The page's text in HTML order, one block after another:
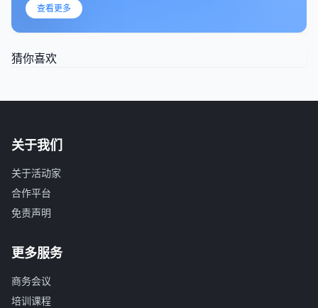
查看更多
猜你喜欢
关于我们
关于活动家
合作平台
免责声明
更多服务
商务会议
培训课程